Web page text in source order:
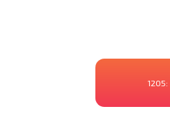
1205: